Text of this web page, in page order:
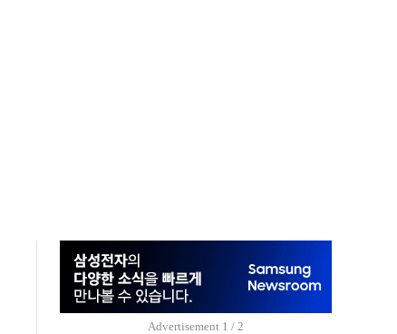
Advertisement 1 / 2